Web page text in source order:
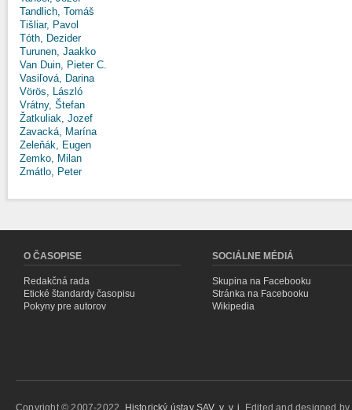
Tandlich, Tomáš
Tišliar, Pavol
Tóth, Dezider
Turunen, Jaakko
Van Duin, Pieter C.
Vasiľová, Darina
Vörös, László
Vrátny, Štefan
Žatkuliak, Jozef
Zavacká, Marína
Zeleňák, Eugen
Zemko, Milan
Zmátlo, Peter
O ČASOPISE
Redakčná rada
Etické štandardy časopisu
Pokyny pre autorov
SOCIÁLNE MÉDIÁ
Skupina na Facebooku
Stránka na Facebooku
Wikipedia